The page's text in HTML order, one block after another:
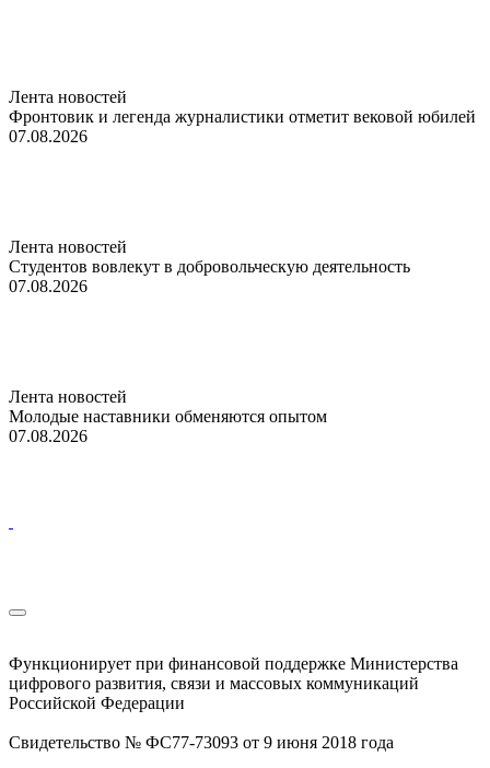
Лента новостей
Фронтовик и легенда журналистики отметит вековой юбилей
07.08.2026
Лента новостей
Студентов вовлекут в добровольческую деятельность
07.08.2026
Лента новостей
Молодые наставники обменяются опытом
07.08.2026
Функционирует при финансовой поддержке Министерства
цифрового развития, связи и массовых коммуникаций
Российской Федерации
Свидетельство № ФС77-73093 от 9 июня 2018 года